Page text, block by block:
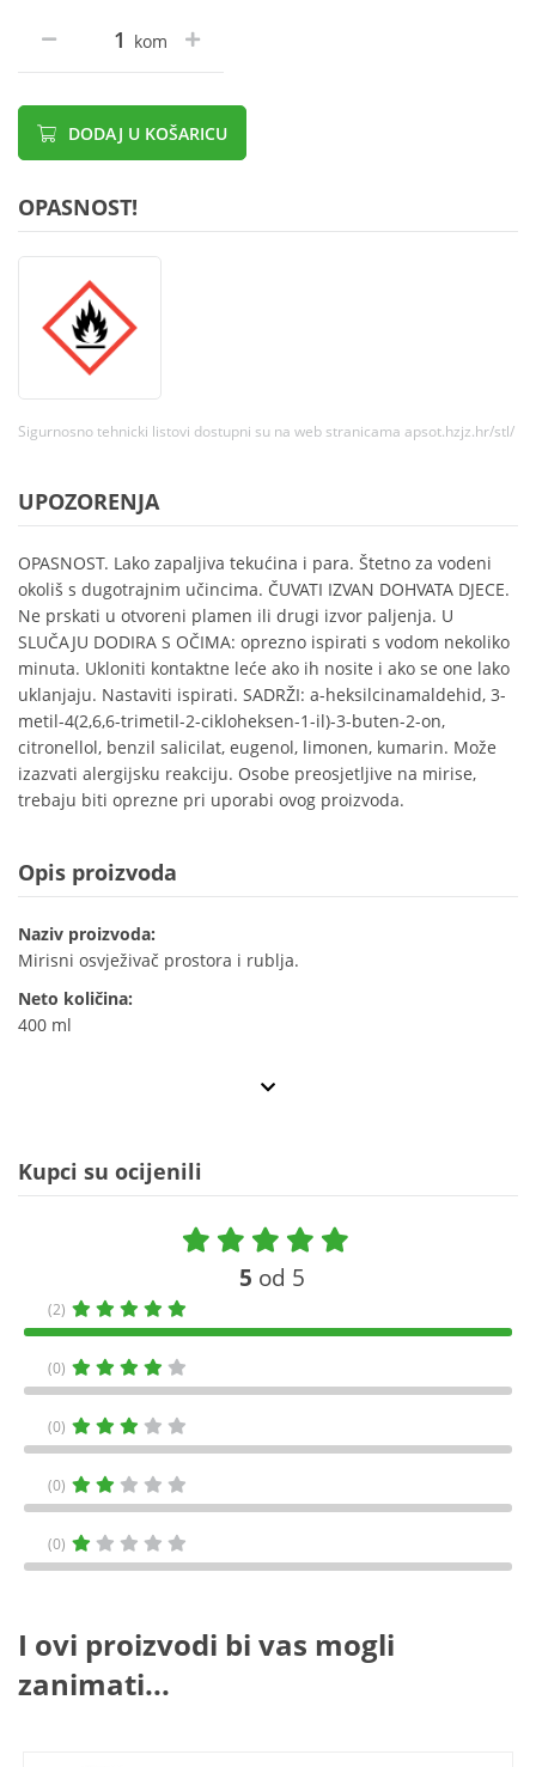
kom
DODAJ U KOŠARICU
OPASNOST!
Sigurnosno tehnicki listovi dostupni su na web stranicama apsot.hzjz.hr/stl/
UPOZORENJA
OPASNOST. Lako zapaljiva tekućina i para. Štetno za vodeni
okoliš s dugotrajnim učincima. ČUVATI IZVAN DOHVATA DJECE.
Ne prskati u otvoreni plamen ili drugi izvor paljenja. U
SLUČAJU DODIRA S OČIMA: oprezno ispirati s vodom nekoliko
minuta. Ukloniti kontaktne leće ako ih nosite i ako se one lako
uklanjaju. Nastaviti ispirati. SADRŽI: a-heksilcinamaldehid, 3-
metil-4(2,6,6-trimetil-2-cikloheksen-1-il)-3-buten-2-on,
citronellol, benzil salicilat, eugenol, limonen, kumarin. Može
izazvati alergijsku reakciju. Osobe preosjetljive na mirise,
trebaju biti oprezne pri uporabi ovog proizvoda.
Opis proizvoda
Naziv proizvoda:
Mirisni osvježivač prostora i rublja.
Neto količina:
400 ml
Kupci su ocijenili
5 od 5
(2)
(0)
(0)
(0)
(0)
I ovi proizvodi bi vas mogli
zanimati...